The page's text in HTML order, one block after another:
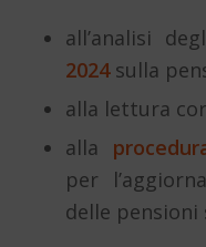
all’analisi
2024sulla
alla lettura
alla
per
delle pensioni